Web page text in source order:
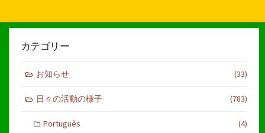
カテゴリー
お知らせ (33)
日々の活動の様子 (783)
Português (4)